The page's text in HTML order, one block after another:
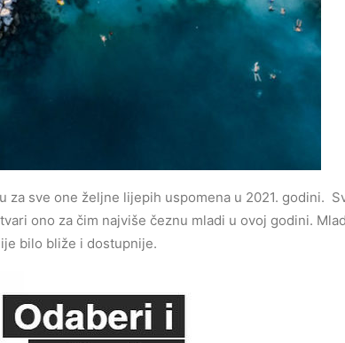
za sve one željne lijepih uspomena u 2021. godini.
ono za čim najviše čeznu mladi u ovoj godini.
bilo bliže i dostupnije.